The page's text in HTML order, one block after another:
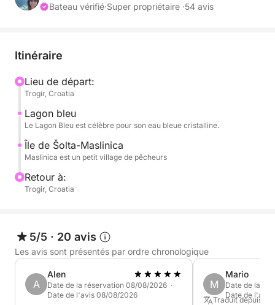
en famille ou entre amis.
Le carburant n'est pas inclus dans le prix et sera à
régler à la fin de la location.
Bateau vérifié·Super propriétaire ·54 avis
Itinéraire
Lieu de départ:
Trogir, Croatia
Lagon bleu
Le Lagon Bleu est célèbre pour son eau bleue cristalline.
Île de Šolta-Maslinica
Maslinica est un petit village de pêcheurs
Retour à:
Trogir, Croatia
5/5 · 20 avis
Les avis sont présentés par ordre chronologique
A
Alen
Date de la réservation 08/08/2026 ·
Date de l'avis 08/08/2026
M
Mario
Date de la
Date de l'avis
Traduit depuis :